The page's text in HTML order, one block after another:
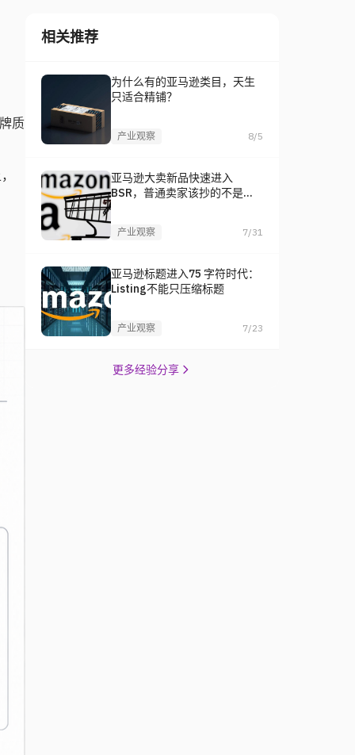
质
相关推荐
为什么有的亚马逊类目，天生
只适合精铺？
产业观察 8/5
亚马逊大卖新品快速进入
BSR，普通卖家该抄的不是
产业观察 7/31
亚马逊标题进入75 字符时代：
Listing不能只压缩标题
产业观察 7/23
更多经验分享